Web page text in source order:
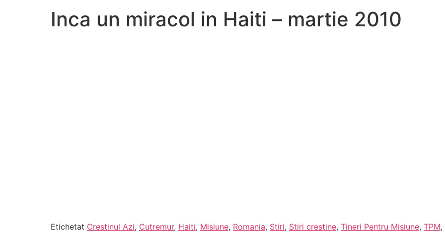
Inca un miracol in Haiti – martie 2010
Etichetat Crestinul Azi, Cutremur, Haiti, Misiune, Romania, Stiri, Stiri crestine, Tineri Pentru Misiune, TPM,